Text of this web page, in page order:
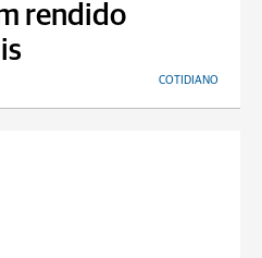
rendido
COTIDIANO